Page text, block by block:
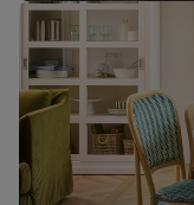
Французский
коттедж